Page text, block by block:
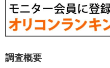
調査概要